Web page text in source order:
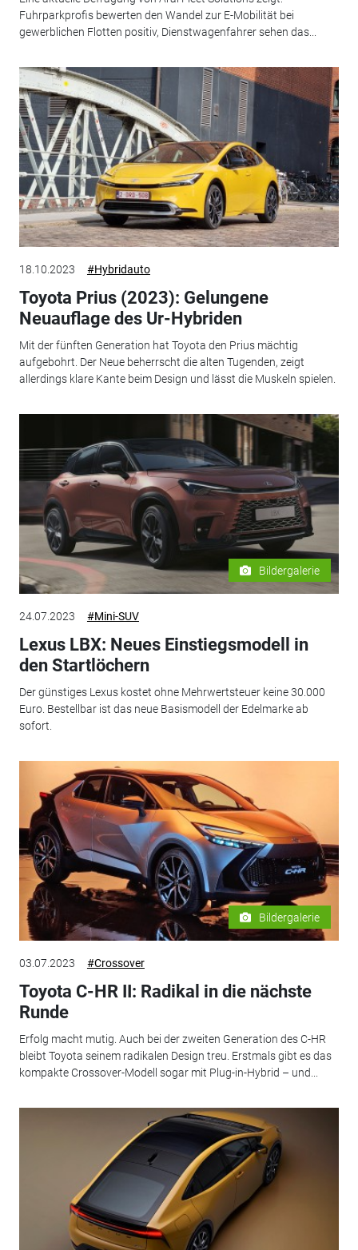
Fuhrparkprofis bewerten den Wandel zur E-Mobilität bei
gewerblichen Flotten positiv, Dienstwagenfahrer sehen das...
18.10.2023 #Hybridauto
Toyota Prius (2023): Gelungene
Neuauflage des Ur-Hybriden
Mit der fünften Generation hat Toyota den Prius mächtig
aufgebohrt. Der Neue beherrscht die alten Tugenden, zeigt
allerdings klare Kante beim Design und lässt die Muskeln spielen.
Bildergalerie
24.07.2023 #Mini-SUV
Lexus LBX: Neues Einstiegsmodell in
den Startlöchern
Der günstiges Lexus kostet ohne Mehrwertsteuer keine 30.000
Euro. Bestellbar ist das neue Basismodell der Edelmarke ab
sofort.
Bildergalerie
03.07.2023 #Crossover
Toyota C-HR II: Radikal in die nächste
Runde
Erfolg macht mutig. Auch bei der zweiten Generation des C-HR
bleibt Toyota seinem radikalen Design treu. Erstmals gibt es das
kompakte Crossover-Modell sogar mit Plug-in-Hybrid – und...